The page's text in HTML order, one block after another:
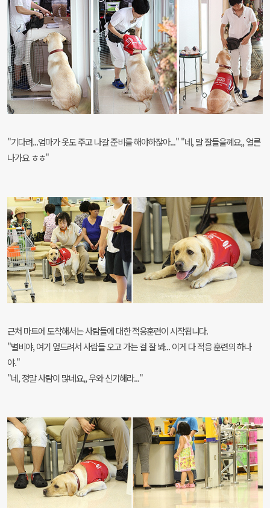
"기다려...엄마가 옷도 주고 나갈 준비를 해야하잖아..." "네, 말 잘들을꼐요,, 얼른
나가요 ㅎㅎ"
근처 마트에 도착해서는 사람들에 대한 적응훈련이 시작됩니다.
"별비야, 여기 엎드려서 사람들 오고 가는 걸 잘 봐... 이게 다 적응 훈련의 하나
야."
"네, 정말 사람이 많네요,, 우와 신기해라..."